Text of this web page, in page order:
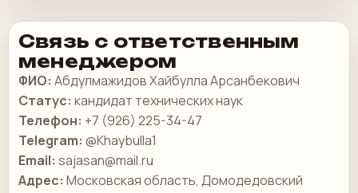
Связь с ответственным
менеджером
ФИО: Абдулмажидов Хайбулла Арсанбекович
Статус: кандидат технических наук
Телефон: +7 (926) 225-34-47
Telegram: @Khaybulla1
Email: sajasan@mail.ru
Адрес: Московская область, Домодедовский